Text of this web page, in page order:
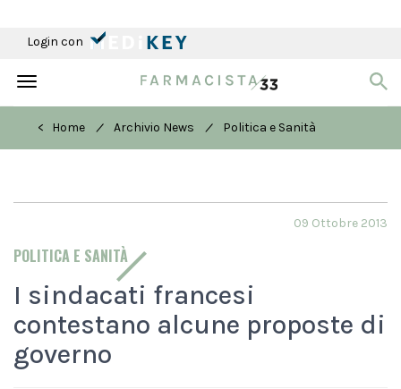
Login con
Toggle
< Home
/ Archivio News / Politica e Sanità
POLITICA E SANITÀ
09 Ottobre 2013
I sindacati francesi
contestano alcune proposte di
governo